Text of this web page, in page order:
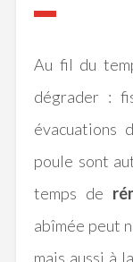
Au fil du
dégrader :
évacuations
poule sont
temps de
abîmée peut
mais aussi à la